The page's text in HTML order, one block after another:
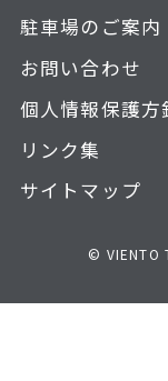
駐車場のご案内
お問い合わせ
個人情報保護方
リンク集
サイトマップ
© VIENTO